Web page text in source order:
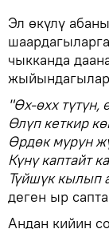
Эл өкүлү
чыкканда
"Өх-өхх түтүн,
Өлүп кеткир
Өрдөк мурун
Күнү каптайт
Түйшүк кылып
деген ыр
Андан кийин